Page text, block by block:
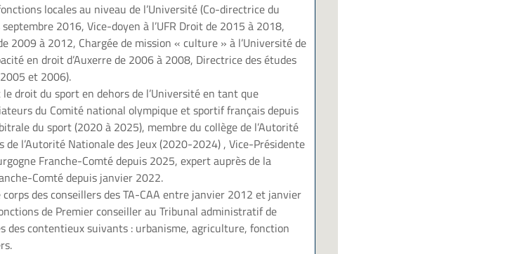
locales au niveau de l’Université (Co-directrice du
2016, Vice-doyen à l’UFR Droit de 2015 à 2018,
2009 à 2012, Chargée de mission « culture » à l’Université de
en droit d’Auxerre de 2006 à 2008, Directrice des études
et 2006).
droit du sport en dehors de l’Université en tant que
du Comité national olympique et sportif français depuis
du sport (2020 à 2025), membre du collège de l’Autorité
l’Autorité Nationale des Jeux (2020-2024) , Vice-Présidente
Franche-Comté depuis 2025, expert auprès de la
Comté depuis janvier 2022.
des conseillers des TA-CAA entre janvier 2012 et janvier
de Premier conseiller au Tribunal administratif de
des contentieux suivants : urbanisme, agriculture, fonction